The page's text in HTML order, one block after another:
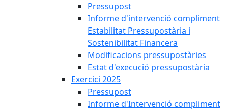
Pressupost
Informe d'intervenció compliment
Estabilitat Pressupostària i
Sostenibilitat Financera
Modificacions pressupostàries
Estat d'execució pressupostària
Exercici 2025
Pressupost
Informe d'Intervenció compliment